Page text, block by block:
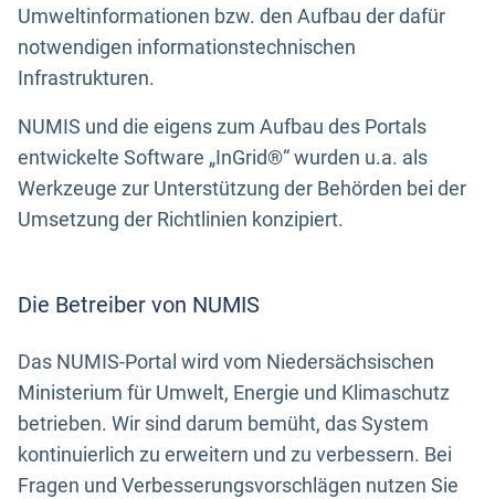
Umweltinformationen bzw. den Aufbau der dafür
notwendigen informationstechnischen
Infrastrukturen.
NUMIS und die eigens zum Aufbau des Portals
entwickelte Software „InGrid®“ wurden u.a. als
Werkzeuge zur Unterstützung der Behörden bei der
Umsetzung der Richtlinien konzipiert.
Die Betreiber von NUMIS
Das NUMIS-Portal wird vom Niedersächsischen
Ministerium für Umwelt, Energie und Klimaschutz
betrieben. Wir sind darum bemüht, das System
kontinuierlich zu erweitern und zu verbessern. Bei
Fragen und Verbesserungsvorschlägen nutzen Sie